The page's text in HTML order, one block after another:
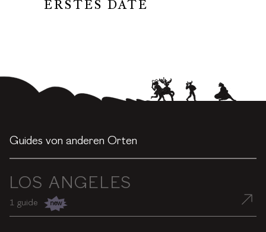
ERSTES DATE
Guides von anderen Orten
neu
LOS ANGELES
1 guide new